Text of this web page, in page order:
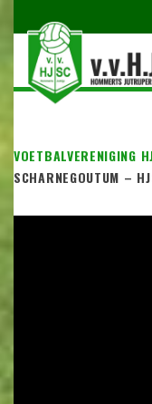
VOETBALVERENIGING
SCHARNEGOUTUM –